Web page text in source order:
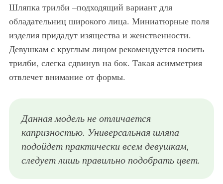
Шляпка трилби –подходящий вариант для
обладательниц широкого лица. Миниатюрные поля
изделия придадут изящества и женственности.
Девушкам с круглым лицом рекомендуется носить
трилби, слегка сдвинув на бок. Такая асимметрия
отвлечет внимание от формы.
Данная модель не отличается
капризностью. Универсальная шляпа
подойдет практически всем девушкам,
следует лишь правильно подобрать цвет.